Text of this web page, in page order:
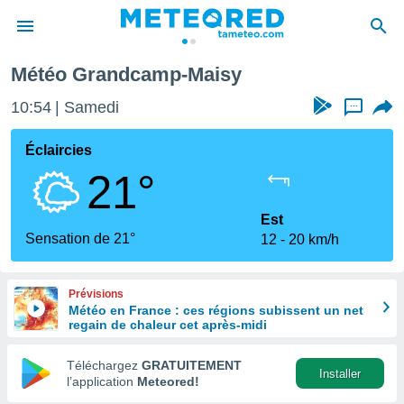
de
en
Météo Grandcamp-Maisy
10:54 Samedi ...
Éclaircies
21°
Sensation de 21°
Est
12
20 km/h
Prévisions
Météo en France : ces régions subissent un net
regain de chaleur cet après-midi
Téléchargez GRATUITEMENT
l’application Meteored!
Installer